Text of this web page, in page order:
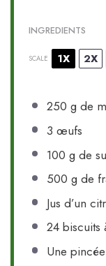
INGREDIENTS
SCALE 1X 2X
250 g de
3 œufs
100 g de
500 g de
Jus d’un
24biscuits
Une